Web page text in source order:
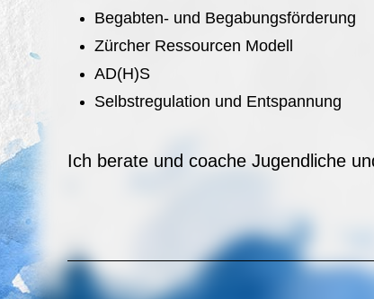
Begabten- und Begabungsförderung
Zürcher Ressourcen Modell
AD(H)S
Selbstregulation und Entspannung
Ich berate und coache Jugendliche